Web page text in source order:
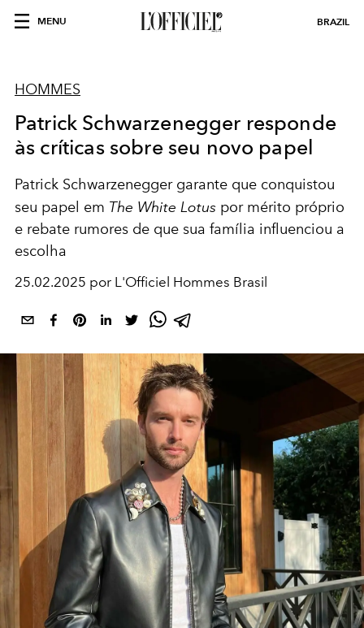
MENU BRAZIL
HOMMES
Patrick Schwarzenegger responde
às críticas sobre seu novo papel
Patrick Schwarzenegger garante que conquistou
seu papel em The White Lotus por mérito próprio
e rebate rumores de que sua família influenciou a
escolha
25.02.2025 por L'Officiel Hommes Brasil